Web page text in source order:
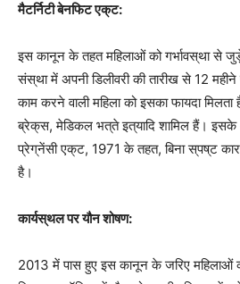
मैटर्निटीबेनफिटएक्ट:
इस कानून के तहत महिलाओं को गर्भावस्था से
संस्था में अपनी डिलीवरी की तारीख से12महीने
काम करने वाली महिला को इसका फायदा मिलता
ब्रेक्स,मेडिकल भत्ते इत्यादि शामिल हैं। इसके
प्रेग्नेंसी एक्ट, 1971के तहत,बिना स्पष्ट
है।
कार्यस्थलपरयौनशोषण:
2013में पास हुए इस कानून के जरिए महिलाओं